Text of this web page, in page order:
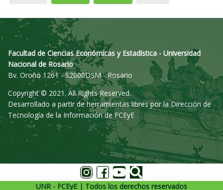
Facultad de Ciencias Económicas y Estadística - Universidad
Nacional de Rosario
Bv. Oroño 1261 - S2000DSM - Rosario
Copyright © 2021. All Rights Reserved.
Desarrollado a partir de herramientas libres por la Dirección de
Tecnología de la Información de FCEyE
UNR - FCEyE | Todos los derechos reservados